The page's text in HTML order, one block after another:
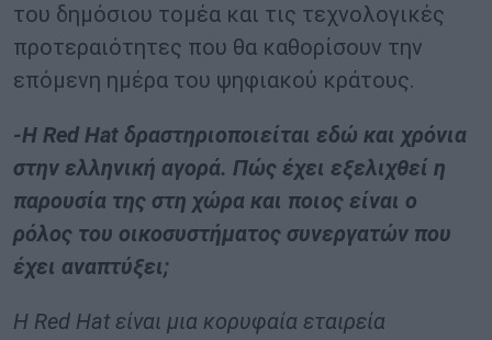
του δημόσιου τομέα και τις τεχνολογικές
προτεραιότητες που θα καθορίσουν την
επόμενη ημέρα του ψηφιακού κράτους.
-Η Red Hat δραστηριοποιείται εδώ και χρόνια
στην ελληνική αγορά. Πώς έχει εξελιχθεί η
παρουσία της στη χώρα και ποιος είναι ο
ρόλος του οικοσυστήματος συνεργατών που
έχει αναπτύξει;
Η Red Hat είναι μια κορυφαία εταιρεία